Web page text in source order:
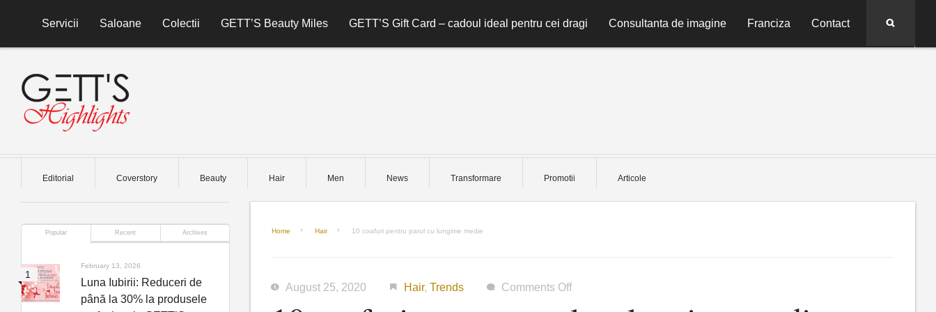
Servicii
Saloane Colectii GETT’S Beauty Miles GETT’S Gift Card – cadoul ideal pentru cei dragi Consultanta de imagine Franciza Contact
Editorial Coverstory Beauty Hair Men News Transformare Promotii Articole
Home Hair 10 coafuri pentru parul cu lungime medie
August 25, 2020 Hair, Trends Comments Offon
Popular Recent Archives
February 13, 2026
Luna Iubirii: Reduceri de
până la 30% la produsele